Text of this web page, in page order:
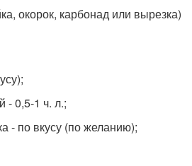
окорок, карбонад или вырезка)
- 0,5-1 ч. л.;
- по вкусу (по желанию);